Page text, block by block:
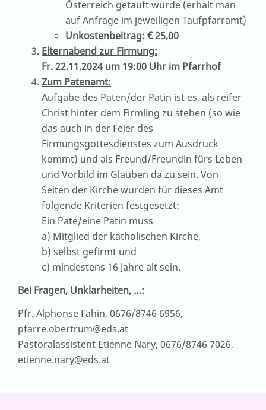
Österreich getauft wurde (erhält man
auf Anfrage im jeweiligen Taufpfarramt)
Unkostenbeitrag: € 25,00
Elternabend zur Firmung:
Fr. 22.11.2024 um 19:00 Uhr im Pfarrhof
Zum Patenamt:
Aufgabe des Paten/der Patin ist es, als reifer
Christ hinter dem Firmling zu stehen (so wie
das auch in der Feier des
Firmungsgottesdienstes zum Ausdruck
kommt) und als Freund/Freundin fürs Leben
und Vorbild im Glauben da zu sein. Von
Seiten der Kirche wurden für dieses Amt
folgende Kriterien festgesetzt:
Ein Pate/eine Patin muss
a) Mitglied der katholischen Kirche,
b) selbst gefirmt und
c) mindestens 16 Jahre alt sein.
Bei Fragen, Unklarheiten, …:
Pfr. Alphonse Fahin, 0676/8746 6956,
pfarre.obertrum@eds.at
Pastoralassistent Etienne Nary, 0676/8746 7026,
etienne.nary@eds.at